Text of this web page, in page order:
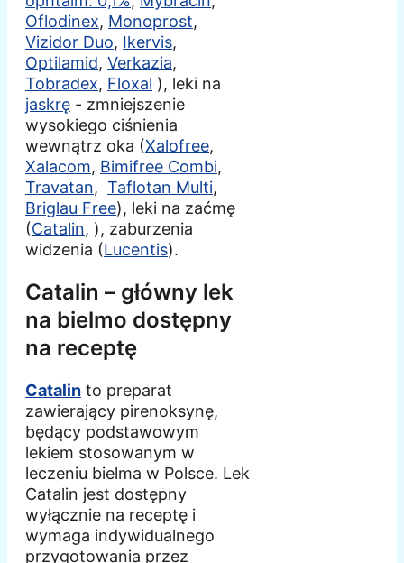
Oflodinex, Monoprost,
Vizidor Duo, Ikervis,
Optilamid, Verkazia,
Tobradex, Floxal ), leki na
jaskrę - zmniejszenie
wysokiego ciśnienia
wewnątrz oka (Xalofree,
Xalacom, Bimifree Combi,
Travatan, Taflotan Multi,
Briglau Free), leki na zaćmę
(Catalin, ), zaburzenia
widzenia (Lucentis).
Catalin – główny lek
na bielmo dostępny
na receptę
Catalin to preparat
zawierający pirenoksynę,
będący podstawowym
lekiem stosowanym w
leczeniu bielma w Polsce. Lek
Catalin jest dostępny
wyłącznie na receptę i
wymaga indywidualnego
przygotowania przez